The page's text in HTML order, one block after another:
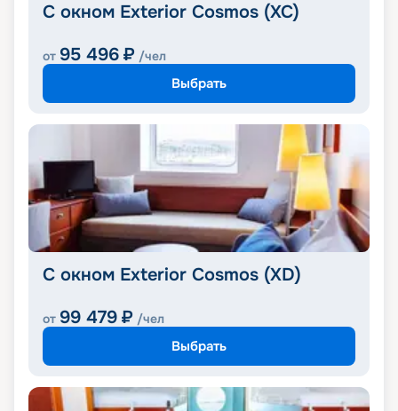
С окном Exterior Cosmos (XC)
от 95 496 ₽ /чел
Выбрать
С окном Exterior Cosmos (XD)
от 99 479 ₽ /чел
Выбрать